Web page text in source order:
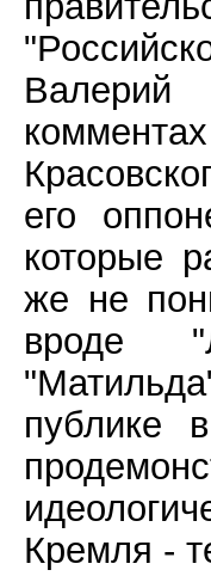
его
которые
же не
вроде
публике
Кремля -